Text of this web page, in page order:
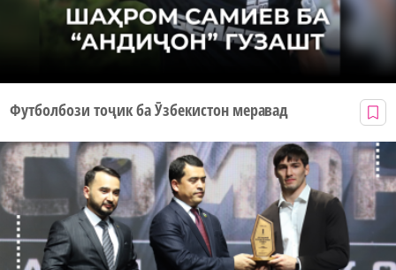
Футболбози тоҷик ба Ӯзбекистон меравад